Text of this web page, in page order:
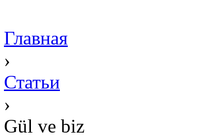
Главная
›
Статьи
›
Gül ve biz